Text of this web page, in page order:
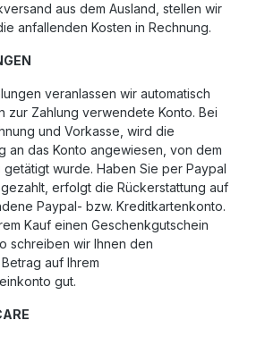
aus dem Ausland, stellen wir
anfallenden Kosten in Rechnung.
veranlassen wir automatisch
zur Zahlung verwendete Konto. Bei
und Vorkasse, wird die
an das Konto angewiesen, von dem
wurde. Haben Sie per Paypal
erfolgt die Rückerstattung auf
Paypal- bzw. Kreditkartenkonto.
Kauf einen Geschenkgutschein
schreiben wir Ihnen den
auf Ihrem
gut.